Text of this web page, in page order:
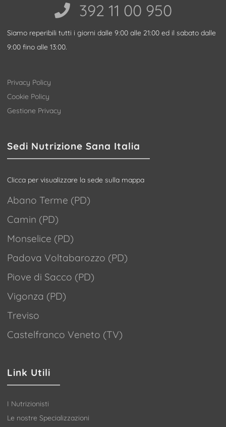
392 11 00 950‬
Siamo reperibili tutti i giorni dalle 9:00 alle 21:00 ed il sabato dalle
9:00 fino alle 13:00.
Privacy Policy
Cookie Policy
Gestione Privacy
Sedi Nutrizione Sana Italia
Clicca per visualizzare la sede sulla mappa
Abano Terme (PD)
Camin (PD)
Monselice (PD)
Padova Voltabarozzo (PD)
Piove di Sacco (PD)
Vigonza (PD)
Treviso
Castelfranco Veneto (TV)
Link Utili
I Nutrizionisti
Le nostre Specializzazioni